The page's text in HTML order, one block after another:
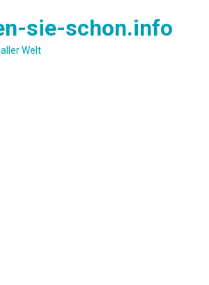
sie-schon.info
Welt